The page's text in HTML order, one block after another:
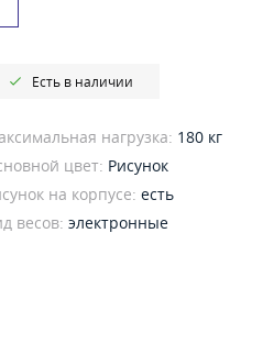
Есть в наличии
нагрузка: 180 кг
цвет: Рисунок
на корпусе: есть
весов: электронные